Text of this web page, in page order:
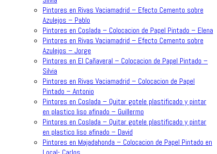
Pintores en Rivas Vaciamadrid – Efecto Cemento sobre
Azulejos – Pablo
Pintores en Coslada – Colocacion de Papel Pintado – Elena
Pintores en Rivas Vaciamadrid – Efecto Cemento sobre
Azulejos – Jorge
Pintores en El Cañaveral – Colocacion de Papel Pintado –
Silvia
Pintores en Rivas Vaciamadrid – Colocacion de Papel
Pintado – Antonio
Pintores en Coslada – Quitar gotele plastificado y pintar
en plastico liso afinado – Guillermo
Pintores en Coslada – Quitar gotele plastificado y pintar
en plastico liso afinado – David
Pintores en Majadahonda – Colocacion de Papel Pintado en